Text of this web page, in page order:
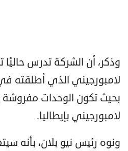
وذكر، أن الشركة تدرس حاليًا
لامبورجيني الذي أطلقته في
بحيث تكون الوحدات مفروشة
لامبورجيني بإيطاليا.
ونوه رئيس نيو بلان، بأنه